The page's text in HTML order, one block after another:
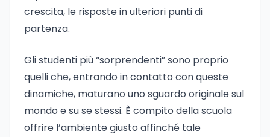
crescita, le risposte in ulteriori punti di
partenza.
Gli studenti più “sorprendenti” sono proprio
quelli che, entrando in contatto con queste
dinamiche, maturano uno sguardo originale sul
mondo e su se stessi. È compito della scuola
offrire l’ambiente giusto affinché tale